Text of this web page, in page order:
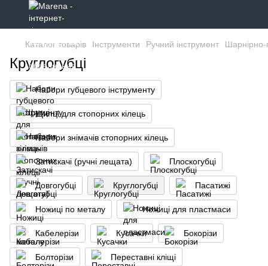
Каталог товарів Інструменти Ручний інструмент Шарнірно-
Круглогубці
Набори губцевого інструменту
Щипці для стопорних кілець
Набори знімачів стопорних кілець
Затискачі (ручні лещата) Плоскогубці
Довгогубці Круглогубці Пасатижі
Ножиці по металу Ножиці для пластмаси
Кабелерізи Кусачки Бокорізи
Болторізи Переставні кліщі